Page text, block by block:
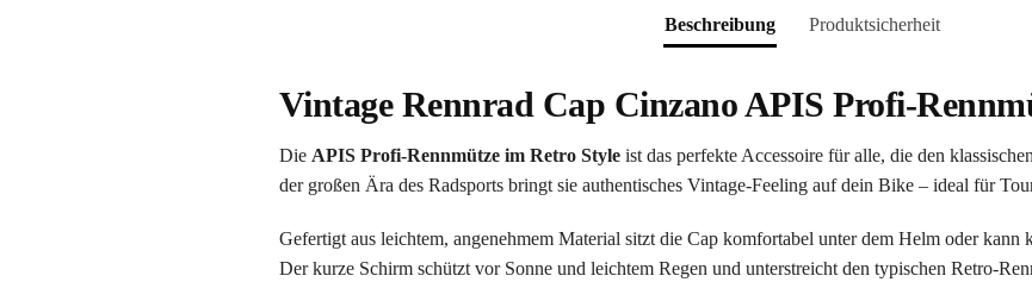
Beschreibung Produktsicherheit
Vintage Rennrad Cap Cinzano APIS Profi-
Die APIS Profi-Rennmütze im Retro Styleist das perfekte Accessoire für alle, die den
der großen Ära des Radsports bringt sie authentisches Vintage-Feeling auf dein Bike – ideal für
Gefertigt aus leichtem, angenehmem Material sitzt die Cap komfortabel unter dem Helm oder kann
Der kurze Schirm schützt vor Sonne und leichtem Regen und unterstreicht den typischen Retro-